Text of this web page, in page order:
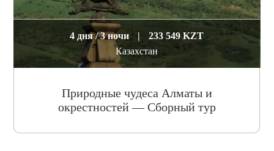
4 дня / 3 ночи |
233 549 KZT
Казахстан
Природные чудеса Алматы и
окрестностей — Сборный тур